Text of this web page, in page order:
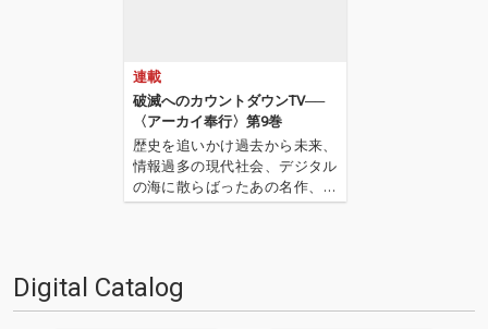
連載
破滅へのカウントダウンTV──
〈アーカイ奉行〉第9巻
歴史を追いかけ過去から未来、
情報過多の現代社会、デジタル
の海に散らばったあの名作、こ
の名作たちをひとつにまとめる
は…'''1.過去作の最新リマスター
音源 2.これまで未配信…
Digital Catalog